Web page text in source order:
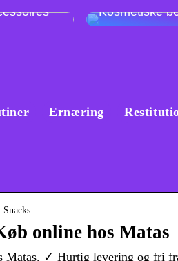
Kosmetiske
Ernæring
online hos Matas
Matas. ✓ Hurtig levering og fri